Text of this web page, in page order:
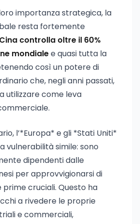
importanza strategica, la
resta fortemente
controlla oltre il 60%
mondialee quasi tutta la
così un potere di
che, negli anni passati,
utilizzare come leva
l’*Europa* e gli *Stati Uniti*
vulnerabilità simile: sono
dipendenti dalle
per approvvigionarsi di
cruciali. Questo ha
a rivedere le proprie
e commerciali,